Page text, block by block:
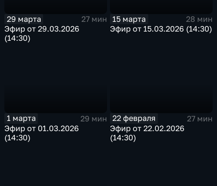
29 марта
27 мин
Эфир от 29.03.2026
(14:30)
15 марта
28 мин
Эфир от 15.03.2026 (14:30)
1 марта
29 мин
Эфир от 01.03.2026
(14:30)
22 февраля
27 мин
Эфир от 22.02.2026
(14:30)